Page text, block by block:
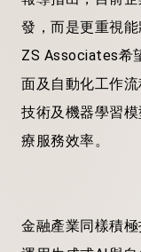
發，而是更重視
ZS Associates希
面及自動化工作
技術及機器學習
療服務效率。
金融產業同樣積